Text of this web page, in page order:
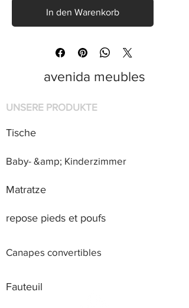
In den Warenkorb
avenida meubles
UNSERE PRODUKTE
Tische
Baby- &amp; Kinderzimmer
Matratze
repose pieds et poufs
Canapes convertibles
Fauteuil